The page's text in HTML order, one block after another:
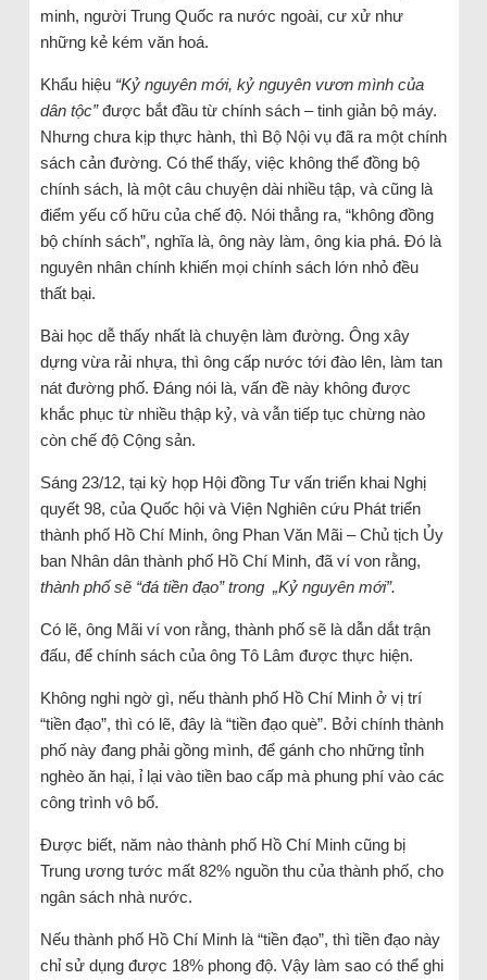
minh, người Trung Quốc ra nước ngoài, cư xử như
những kẻ kém văn hoá.
Khẩu hiệu “Kỷ nguyên mới, kỷ nguyên vươn mình của
dân tộc”được bắt đầu từ chính sách – tinh giản bộ máy.
Nhưng chưa kịp thực hành, thì Bộ Nội vụ đã ra một chính
sách cản đường. Có thể thấy, việc không thể đồng bộ
chính sách, là một câu chuyện dài nhiều tập, và cũng là
điểm yếu cố hữu của chế độ. Nói thẳng ra, “không đồng
bộ chính sách”, nghĩa là, ông này làm, ông kia phá. Đó là
nguyên nhân chính khiến mọi chính sách lớn nhỏ đều
thất bại.
Bài học dễ thấy nhất là chuyện làm đường. Ông xây
dựng vừa rải nhựa, thì ông cấp nước tới đào lên, làm tan
nát đường phố. Đáng nói là, vấn đề này không được
khắc phục từ nhiều thập kỷ, và vẫn tiếp tục chừng nào
còn chế độ Cộng sản.
Sáng 23/12, tại kỳ họp Hội đồng Tư vấn triển khai Nghị
quyết 98, của Quốc hội và Viện Nghiên cứu Phát triển
thành phố Hồ Chí Minh, ông Phan Văn Mãi – Chủ tịch Ủy
ban Nhân dân thành phố Hồ Chí Minh, đã ví von rằng,
thành phố sẽ “đá tiền đạo” trong „Kỷ nguyên mới”.
Có lẽ, ông Mãi ví von rằng, thành phố sẽ là dẫn dắt trận
đấu, để chính sách của ông Tô Lâm được thực hiện.
Không nghi ngờ gì, nếu thành phố Hồ Chí Minh ở vị trí
“tiền đạo”, thì có lẽ, đây là “tiền đạo què”. Bởi chính thành
phố này đang phải gồng mình, để gánh cho những tỉnh
nghèo ăn hại, ỉ lại vào tiền bao cấp mà phung phí vào các
công trình vô bổ.
Được biết, năm nào thành phố Hồ Chí Minh cũng bị
Trung ương tước mất 82% nguồn thu của thành phố, cho
ngân sách nhà nước.
Nếu thành phố Hồ Chí Minh là “tiền đạo”, thì tiền đạo này
chỉ sử dụng được 18% phong độ. Vậy làm sao có thể ghi